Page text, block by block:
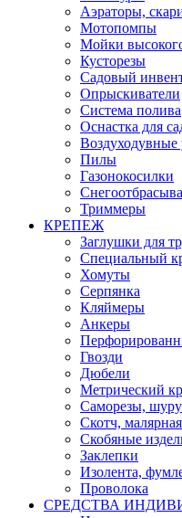
Аэраторы,
Мотопомпы
Мойки
Кусторезы
Садовый
Опрыскиватели
Система полива
Оснастка для
Воздуходувные
Пилы
Газонокосилки
Триммеры
КРЕПЕЖ
Заглушки для
Специальный
Хомуты
Серпянка
Кляймеры
Анкеры
Гвозди
Дюбели
Метрический
Саморезы,
Скотч,
Скобяные
Заклепки
Изолента,
Проволока
СРЕДСТВА